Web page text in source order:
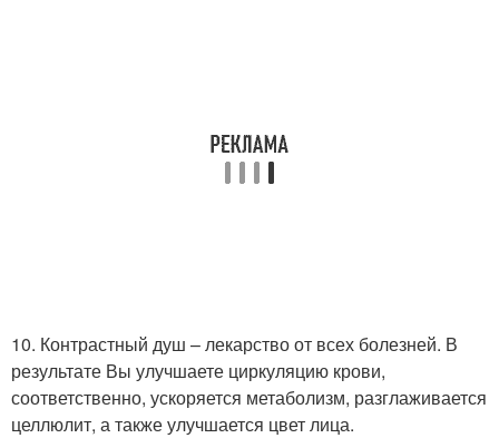
10. Контрастный душ – лекарство от всех болезней. В
результате Вы улучшаете циркуляцию крови,
соответственно, ускоряется метаболизм, разглаживается
целлюлит, а также улучшается цвет лица.